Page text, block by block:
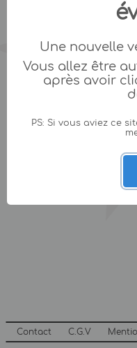
Contact C.G.V
Une nouvelle
Vous allez être
après avoir
PS: Si vous aviez ce